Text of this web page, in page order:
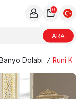
ARA
0
Banyo Dolabı / Runi